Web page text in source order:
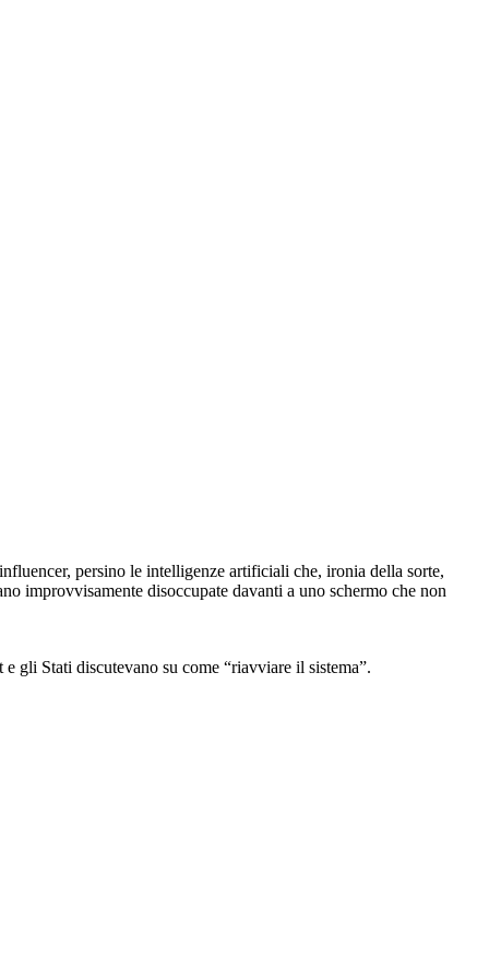
persino le intelligenze artificiali che, ironia della sorte,
improvvisamente disoccupate davanti a uno schermo che non
gli Stati discutevano su come “riavviare il sistema”.